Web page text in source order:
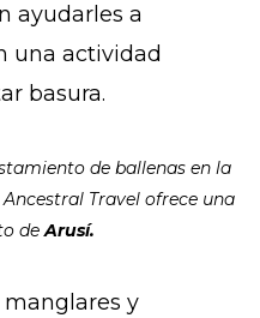
ayudarles a
una actividad
basura.
de ballenas en la
Travel ofrece una
deArusí.
manglares y